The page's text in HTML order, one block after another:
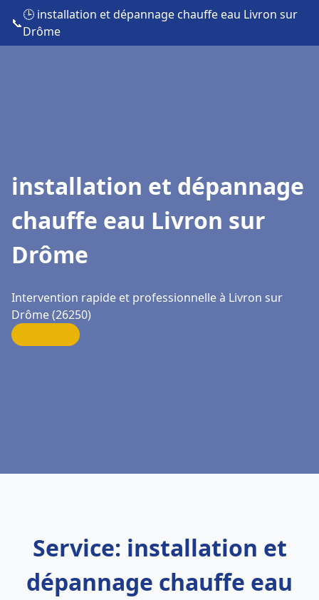
📞
🕒 installation et dépannage chauffe eau Livron sur
Drôme
installation et dépannage
chauffe eau Livron sur
Drôme
Intervention rapide et professionnelle à Livron sur
Drôme (26250)
Service: installation et
dépannage chauffe eau